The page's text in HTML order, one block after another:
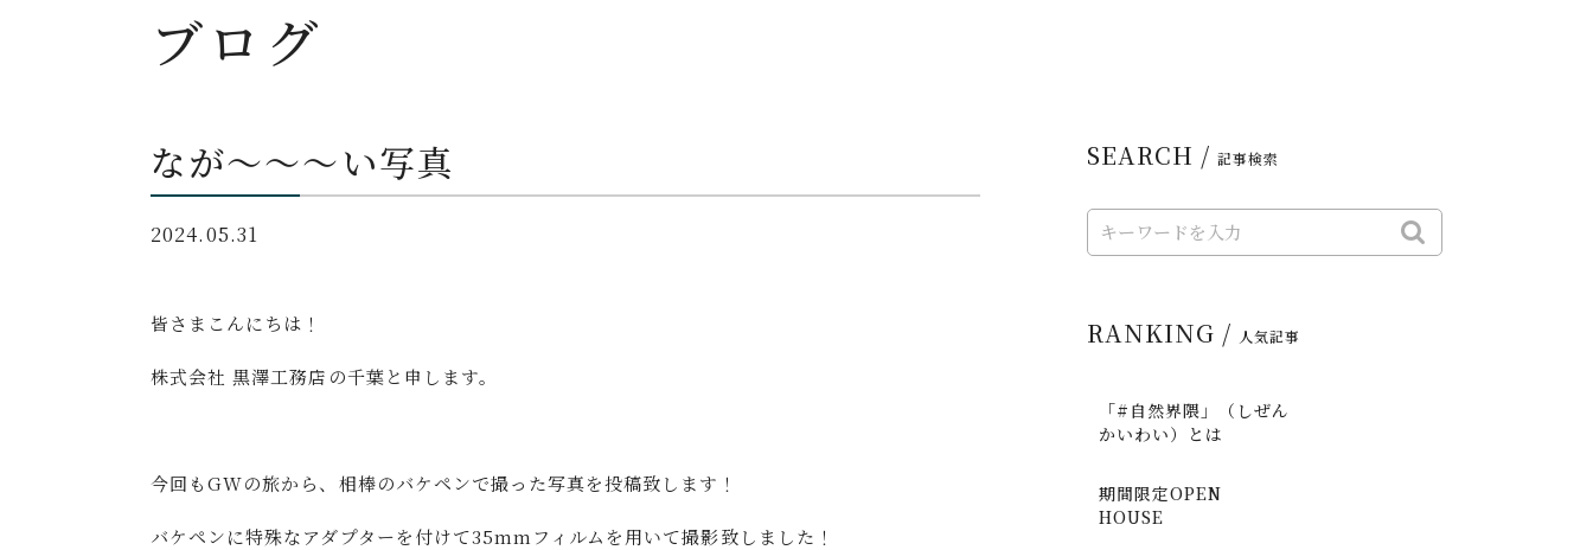
ブログ
なが～～～い写真
2024.05.31
皆さまこんにちは！
株式会社 黒澤工務店の千葉と申します。
今回もGWの旅から、相棒のバケペンで撮った写真を投稿致します！
バケペンに特殊なアダプターを付けて35mmフィルムを用いて撮影致しました！
SEARCH / 記事検索
RANKING / 人気記事
「#自然界隈」（しぜん
かいわい）とは
期間限定OPEN
HOUSE